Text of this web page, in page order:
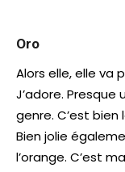
Oro
Alors elle, elle va
J’adore.
genre. C’est
Bien jolie
l’orange. C’est